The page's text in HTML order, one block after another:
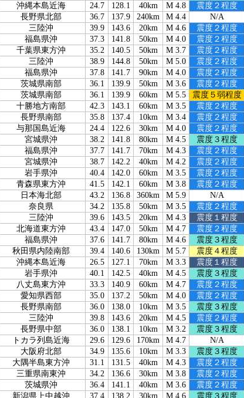
沖縄本島近海 24.7 128.1 40km M 4.8 震度２程度
長野県北部 36.7 137.9 240km M 4.4 N/A
三陸沖 39.9 143.6 20km M 4.6 震度２程度
福島県沖 37.3 141.8 50km M 4.0 震度２程度
千葉県東方沖 35.2 140.5 50km M 3.7 震度２程度
三陸沖 38.9 144.8 50km M 5.0 震度２程度
福島県沖 37.8 141.7 90km M 4.0 震度２程度
茨城県南部 36.1 139.9 50km M 3.6 震度２程度
茨城県南部 36.1 139.9 60km M 5.5 震度５弱程度
十勝地方南部 42.3 143.1 60km M 3.5 震度２程度
長野県南部 35.8 137.4 10km M 3.4 震度２程度
与那国島近海 24.4 122.6 30km M 4.0 震度２程度
宮城県沖 38.2 141.8 80km M 4.5 震度３程度
福島県沖 37.7 141.7 70km M 4.3 震度２程度
宮城県沖 38.7 142.2 40km M 4.2 震度２程度
岩手県沖 40.4 142.0 60km M 3.5 震度２程度
青森県東方沖 41.5 142.1 60km M 3.8 震度２程度
日本海北部 43.2 136.8 360km M 5.9 N/A
奈良県 34.2 135.8 50km M 3.5 震度２程度
三陸沖 39.6 143.5 20km M 4.3 震度１程度
北海道東方沖 43.4 147.0 50km M 4.7 震度２程度
福島県沖 37.6 141.7 80km M 4.6 震度３程度
秋田県内陸南部 39.4 140.6 130km M 5.7 震度４程度
沖縄本島近海 26.5 127.1 70km M 3.3 震度１程度
岩手県沖 40.1 142.5 40km M 4.5 震度３程度
八丈島東方沖 33.3 140.9 60km M 4.7 震度２程度
愛知県西部 35.0 137.2 50km M 4.0 震度２程度
長野県南部 36.0 138.0 10km M 3.5 震度３程度
三陸沖 39.8 143.6 20km M 4.5 震度２程度
長野県中部 36.0 138.1 10km M 3.2 震度３程度
トカラ列島近海 29.6 129.6 170km M 4.7 N/A
大阪府北部 34.9 135.6 10km M 3.3 震度３程度
大隅半島東方沖 31.1 131.5 40km M 4.3 震度２程度
三重県南東沖 34.2 136.6 30km M 3.8 震度２程度
茨城県沖 36.4 141.1 40km M 3.6 震度２程度
新潟県上中越沖 37.4 138.2 30km M 4.6 震度３程度